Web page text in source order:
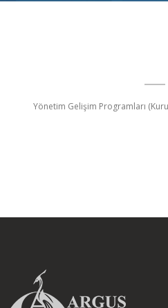
Yönetim Gelişim Programları